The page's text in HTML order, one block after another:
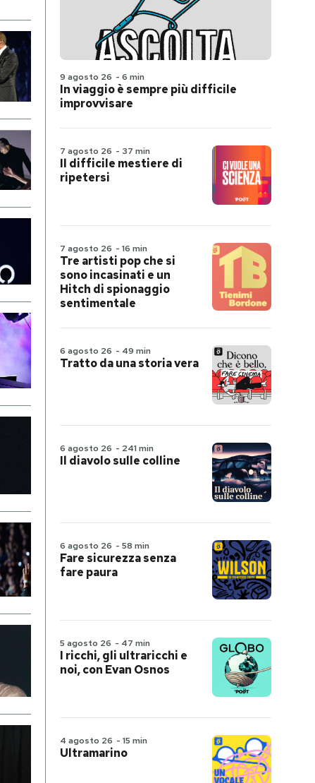
9 agosto 26 - 6 min
In viaggio è sempre più difficile
improvvisare
7 agosto 26 - 37 min
Il difficile mestiere di
ripetersi
7 agosto 26 - 16 min
Tre artisti pop che si
sono incasinati e un
Hitch di spionaggio
sentimentale
6 agosto 26 - 49 min
Tratto da una storia vera
6 agosto 26 - 241 min
Il diavolo sulle colline
6 agosto 26 - 58 min
Fare sicurezza senza
fare paura
5 agosto 26 - 47 min
I ricchi, gli ultraricchi e
noi, con Evan Osnos
4 agosto 26 - 15 min
Ultramarino